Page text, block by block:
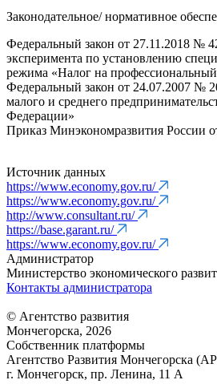
Законодательное/ нормативное
Федеральный закон от 27.11.2018 №
эксперимента по установлению
режима «Налог на
Федеральный закон от 24.07.2007 №
малого и среднего
Федерации»
Приказ Минэкономразвития России
Источник данных
https://www.economy.gov.ru/
https://www.economy.gov.ru/
http://www.consultant.ru/
https://base.garant.ru/
https://www.economy.gov.ru/
Администратор
Министерство экономического
Контакты администратора
© Агентство развития
Мончегорска, 2026
Собственник платформы
Агентство Развития Мончегорска
г. Мончегорск, пр. Ленина, 11 А